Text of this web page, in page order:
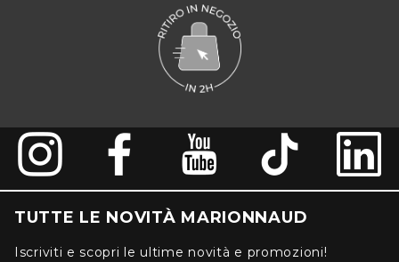
TUTTE LE NOVITÀ MARIONNAUD
Iscriviti e scopri le ultime novità e promozioni!